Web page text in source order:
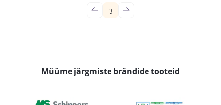
← 3 →
Müüme järgmiste brändide tooteid